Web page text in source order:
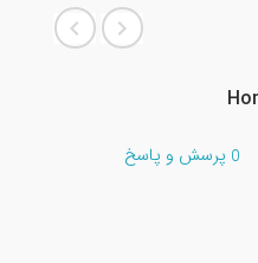
0 پرسش و پاسخ